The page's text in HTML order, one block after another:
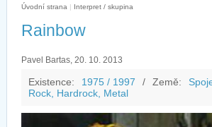
Úvodní strana | Interpret / skupina
Rainbow
Pavel Bartas, 20. 10. 2013
Existence: 1975 / 1997 / Země:
Rock, Hardrock, Metal